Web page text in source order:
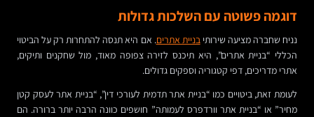
דוגמה פשוטה עם השלכות גדולות
נניח שחברה מציעה שירותיבניית אתרים. אם היא תנסה להתחרות רק על הביטוי
הכללי “בניית אתרים”, היא תיכנס לזירה צפופה מאוד, מול שחקנים ותיקים,
אתרי מדריכים, דפי קטגוריה וספקים גדולים.
לעומת זאת, ביטויים כמו “בניית אתר תדמית לעורכי דין”, “בניית אתר לעסק קטן
מחיר” או “בניית אתר וורדפרס לעמותה” חושפים כוונה הרבה יותר ברורה. הם